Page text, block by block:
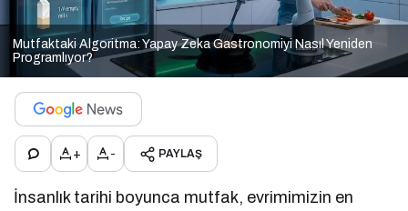
Mutfaktaki Algoritma: Yapay Zeka Gastronomiyi Nasıl Yeniden
Programlıyor?
+ - PAYLAŞ
İnsanlık tarihi boyunca mutfak, evrimimizin en